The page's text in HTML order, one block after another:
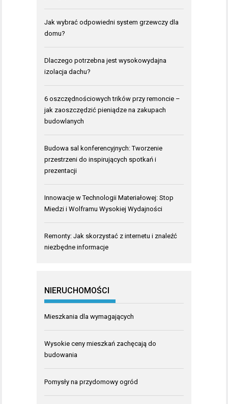
Jak wybrać odpowiedni system grzewczy dla
domu?
Dlaczego potrzebna jest wysokowydajna
izolacja dachu?
6 oszczędnościowych trików przy remoncie –
jak zaoszczędzić pieniądze na zakupach
budowlanych
Budowa sal konferencyjnych: Tworzenie
przestrzeni do inspirujących spotkań i
prezentacji
Innowacje w Technologii Materiałowej: Stop
Miedzi i Wolframu Wysokiej Wydajności
Remonty: Jak skorzystać z internetu i znaleźć
niezbędne informacje
NIERUCHOMOŚCI
Mieszkania dla wymagających
Wysokie ceny mieszkań zachęcają do
budowania
Pomysły na przydomowy ogród